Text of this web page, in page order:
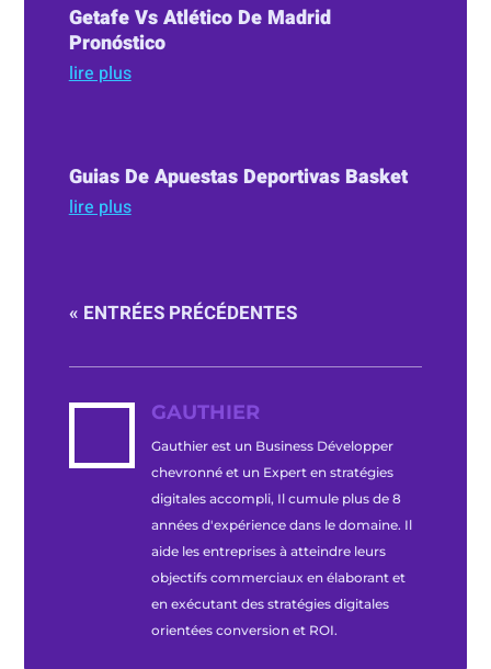
Getafe Vs Atlético De Madrid
Pronóstico
lire plus
Guias De Apuestas Deportivas Basket
lire plus
« ENTRÉES PRÉCÉDENTES
GAUTHIER
Gauthier est un Business Développer
chevronné et un Expert en stratégies
digitales accompli, Il cumule plus de 8
années d'expérience dans le domaine. Il
aide les entreprises à atteindre leurs
objectifs commerciaux en élaborant et
en exécutant des stratégies digitales
orientées conversion et ROI.